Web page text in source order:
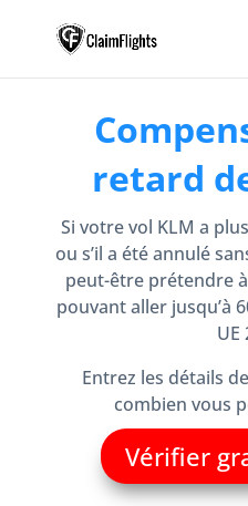
retard
Si votre vol KLM a
ou s’il a été annulé
peut-être prétendre
pouvant aller jusqu’à
UE
Entrez les détails
combien vous
Vérifier